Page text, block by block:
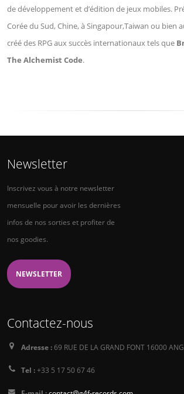
de développement et d’édition de jeux mobiles.
Corée du Sud, Chine, à Singapour,Taiwan ou bien
créé des RPG aux succès internationaux tels que
The Alchemist Code.
Newsletter
Inscrivez vous à notre newsletter
mensuelle pour avoir les dernières
infos de nos sorties et profiter de
nos goodies.
NEWSLETTER
Contactez-nous
Adresse :69 RUE DE LA GRAND FONT 16000
Tel :+33 5 17 50 67 46